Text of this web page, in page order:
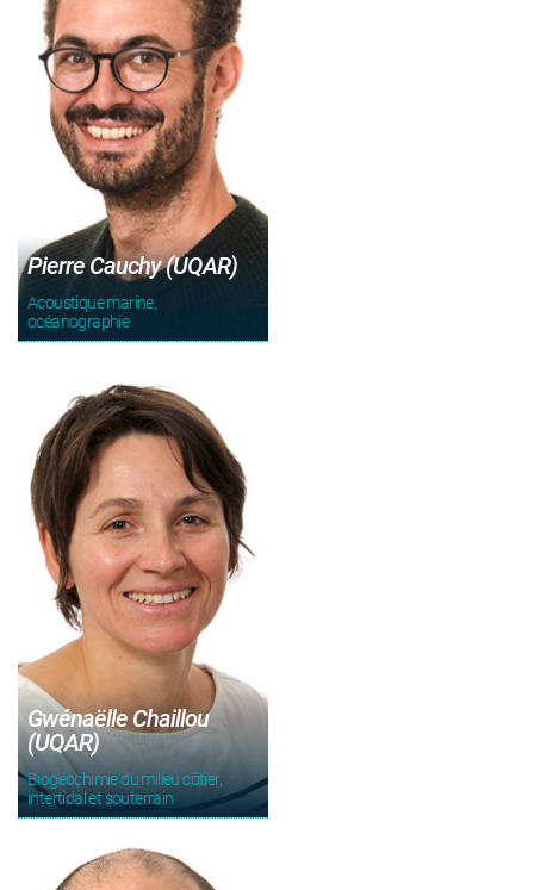
Pierre Cauchy (UQAR)
Acoustique marine,
océanographie
Gwénaëlle Chaillou
(UQAR)
Biogéochimie du milieu côtier,
intertidal et souterrain